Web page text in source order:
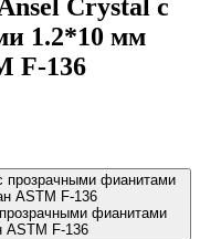
Crystal с
1.2*10 мм
F-136
фианитами
ASTM F-136